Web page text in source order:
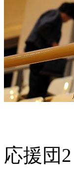
応援団